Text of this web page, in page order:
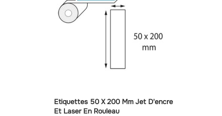
Etiquettes 50 X 200 Mm Jet D'encre
Et Laser En Rouleau